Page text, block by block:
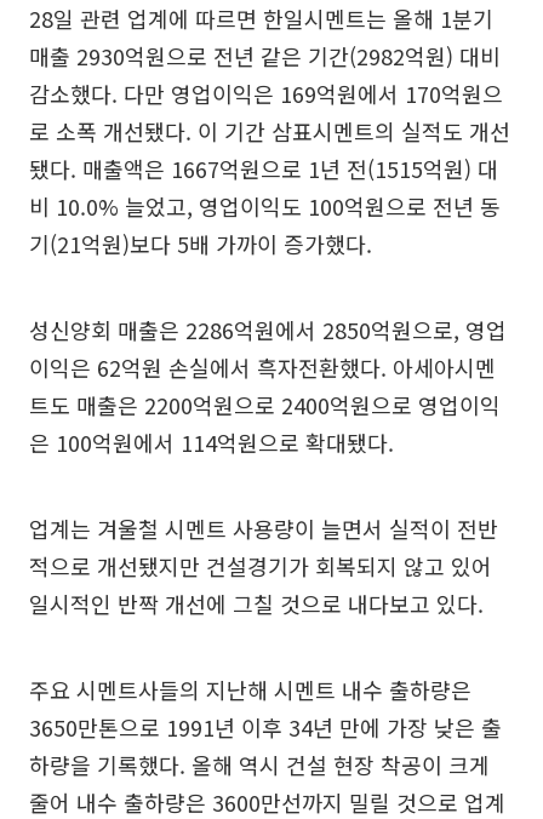
28일 관련 업계에 따르면 한일시멘트는 올해 1분기
매출 2930억원으로 전년 같은 기간(2982억원) 대비
감소했다. 다만 영업이익은 169억원에서 170억원으
로 소폭 개선됐다. 이 기간 삼표시멘트의 실적도 개선
됐다. 매출액은 1667억원으로 1년 전(1515억원) 대
비 10.0% 늘었고, 영업이익도 100억원으로 전년 동
기(21억원)보다 5배 가까이 증가했다.
성신양회 매출은 2286억원에서 2850억원으로, 영업
이익은 62억원 손실에서 흑자전환했다. 아세아시멘
트도 매출은 2200억원으로 2400억원으로 영업이익
은 100억원에서 114억원으로 확대됐다.
업계는 겨울철 시멘트 사용량이 늘면서 실적이 전반
적으로 개선됐지만 건설경기가 회복되지 않고 있어
일시적인 반짝 개선에 그칠 것으로 내다보고 있다.
주요 시멘트사들의 지난해 시멘트 내수 출하량은
3650만톤으로 1991년 이후 34년 만에 가장 낮은 출
하량을 기록했다. 올해 역시 건설 현장 착공이 크게
줄어 내수 출하량은 3600만선까지 밀릴 것으로 업계